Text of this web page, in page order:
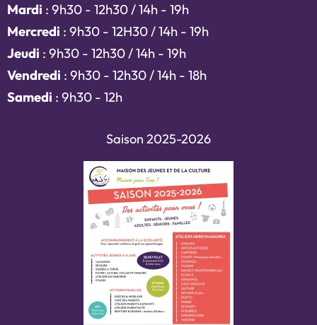
Mardi : 9h30 - 12h30 / 14h - 19h
Mercredi : 9h30 - 12H30 / 14h - 19h
Jeudi : 9h30 - 12h30 / 14h - 19h
Vendredi : 9h30 - 12h30 / 14h - 18h
Samedi : 9h30 - 12h
Saison 2025-2026